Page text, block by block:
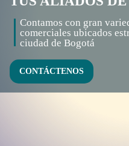
Contamos con gran
comerciales ubicados
ciudad de Bogotá
CONTÁCTENOS